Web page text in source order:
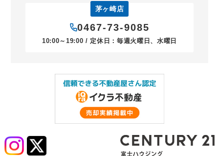
茅ヶ崎店
0467-73-9085
10:00～19:00 / 定休日：毎週火曜日、水曜日